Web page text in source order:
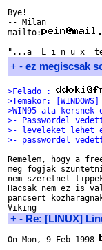
Bye!
-- Milan
mailto:
+ - ez megiscsak
>Felado :
>Temakor:
>WIN95-ala kersnek
>- Passwordel
>- leveleket lehet
>- passwordel
Remelem, hogy a
meg fogjak
nem szeretnel
Hacsak nem ez is
pancsert
+ - Re: [LINUX]
On Mon, 9 Feb 1998